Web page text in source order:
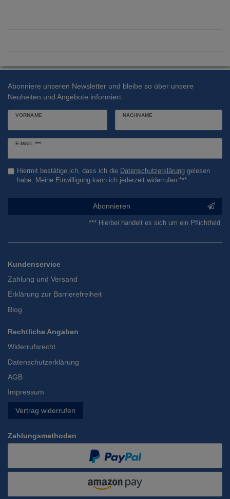
Abonniere unseren Newsletter und bleibe so über unsere
Neuheiten und Angebote informiert.
VORNAME NACHNAME
E-MAIL ***
Newsletter
Hiermit bestätige ich, dass ich die Daten­schutz­erklärunggelesen
habe. Meine Einwilligung kann ich jederzeit widerrufen.***
Abonnieren
*** Hierbei handelt es sich um ein Pflichtfeld.
Kundenservice
Zahlung und Versand
Erklärung zur Barrierefreiheit
Blog
Rechtliche Angaben
Widerrufsrecht
Datenschutzerklärung
AGB
Impressum
Vertrag widerrufen
Zahlungsmethoden